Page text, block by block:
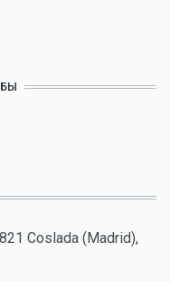
Coslada (Madrid),